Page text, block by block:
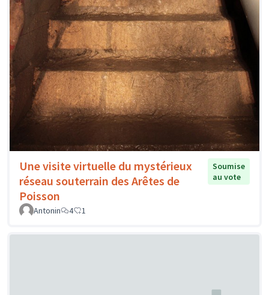
Une visite virtuelle du mystérieux
réseau souterrain des Arêtes de
Poisson
Soumise
au vote
Antonin 4 1